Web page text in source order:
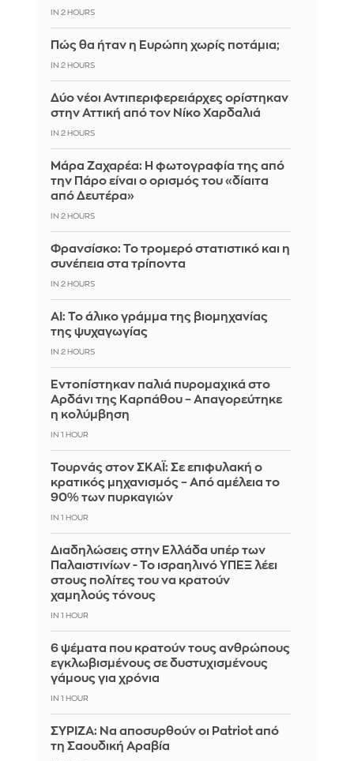
IN 2 HOURS
Πώς θα ήταν η Ευρώπη χωρίς ποτάμια;
IN 2 HOURS
Δύο νέοι Αντιπεριφερειάρχες ορίστηκαν
στην Αττική από τον Νίκο Χαρδαλιά
IN 2 HOURS
Μάρα Ζαχαρέα: Η φωτογραφία της από
την Πάρο είναι ο ορισμός του «δίαιτα
από Δευτέρα»
IN 2 HOURS
Φρανσίσκο: Το τρομερό στατιστικό και η
συνέπεια στα τρίποντα
IN 2 HOURS
AI: Το άλικο γράμμα της βιομηχανίας
της ψυχαγωγίας
IN 2 HOURS
Εντοπίστηκαν παλιά πυρομαχικά στο
Αρδάνι της Καρπάθου – Απαγορεύτηκε
η κολύμβηση
IN 1 HOUR
Τουρνάς στον ΣΚΑΪ: Σε επιφυλακή ο
κρατικός μηχανισμός – Από αμέλεια το
90% των πυρκαγιών
IN 1 HOUR
Διαδηλώσεις στην Ελλάδα υπέρ των
Παλαιστινίων - Το ισραηλινό ΥΠΕΞ λέει
στους πολίτες του να κρατούν
χαμηλούς τόνους
IN 1 HOUR
6 ψέματα που κρατούν τους ανθρώπους
εγκλωβισμένους σε δυστυχισμένους
γάμους για χρόνια
IN 1 HOUR
ΣΥΡΙΖΑ: Να αποσυρθούν οι Patriot από
τη Σαουδική Αραβία